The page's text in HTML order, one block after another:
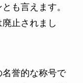
も言えます。
止されまし
名誉的な称号で